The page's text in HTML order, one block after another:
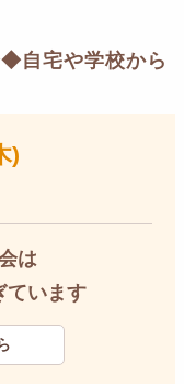
自宅や学校から
)
は
ています